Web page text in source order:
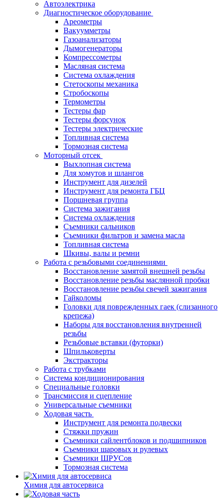
Автоэлектрика
Диагностическое оборудование
Ареометры
Вакуумметры
Газоанализаторы
Дымогенераторы
Компрессометры
Масляная система
Система охлаждения
Стетоскопы механика
Стробоскопы
Термометры
Тестеры фар
Тестеры форсунок
Тестеры электрические
Топливная система
Тормозная система
Моторный отсек
Выхлопная система
Для хомутов и шлангов
Инструмент для дизелей
Инструмент для ремонта ГБЦ
Поршневая группа
Система зажигания
Система охлаждения
Съемники сальников
Съемники фильтров и замена масла
Топливная система
Шкивы, валы и ремни
Работа с резьбовыми соединениями
Восстановление замятой внешней резьбы
Восстановление резьбы маслянной пробки
Восстановление резьбы свечей зажигания
Гайколомы
Головки для поврежденных гаек (слизанного
крепежа)
Наборы для восстановления внутренней
резьбы
Резьбовые вставки (футорки)
Шпильковерты
Экстракторы
Работа с трубками
Система кондиционирования
Специальные головки
Трансмиссия и сцепление
Универсальные съемники
Ходовая часть
Инструмент для ремонта подвески
Стяжки пружин
Съемники сайлентблоков и подшипников
Съемники шаровых и рулевых
Съемники ШРУСов
Тормозная система
Химия для автосервиса